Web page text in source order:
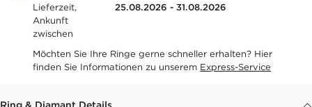
Lieferzeit,
Ankunft
zwischen
25.08.2026 - 31.08.2026
Möchten Sie Ihre Ringe gerne schneller erhalten? Hier
finden Sie Informationen zu unserem Express-Service